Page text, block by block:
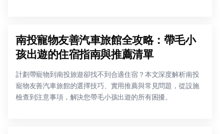
南投寵物友善汽車旅館全攻略：帶毛小
孩出遊的住宿指南與推薦清單
計劃帶寵物到南投旅遊卻找不到合適住宿？本文深度解析南投
寵物友善汽車旅館的選擇技巧、實用推薦與常見問題，從設施
檢查到注意事項，解決您帶毛小孩出遊的所有困擾。